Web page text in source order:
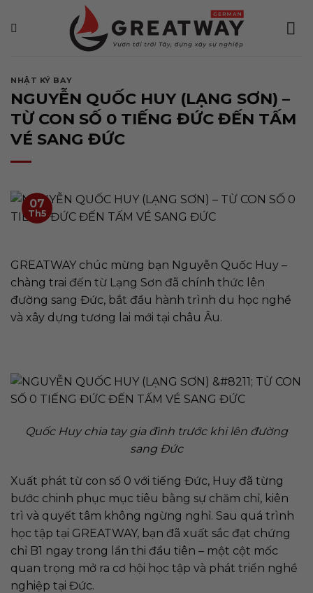
qua
NHẬT KÝ BAY
NGUYỄN QUỐC HUY (LẠNG SƠN) –
TỪ CON SỐ 0 TIẾNG ĐỨC ĐẾN TẤM
VÉ SANG ĐỨC
07
Th5
GREATWAY chúc mừng bạn Nguyễn Quốc Huy –
chàng trai đến từ Lạng Sơn đã chính thức lên
đường sang Đức, bắt đầu hành trình du học nghề
và xây dựng tương lai mới tại châu Âu.
Quốc Huy chia tay gia đình trước khi lên đường
sang Đức
Xuất phát từ con số 0 với tiếng Đức, Huy đã từng
bước chinh phục mục tiêu bằng sự chăm chỉ, kiên
trì và quyết tâm không ngừng nghỉ. Sau quá trình
học tập tại GREATWAY, bạn đã xuất sắc đạt chứng
chỉ B1 ngay trong lần thi đầu tiên – một cột mốc
quan trọng mở ra cơ hội học tập và phát triển nghề
nghiệp tại Đức.